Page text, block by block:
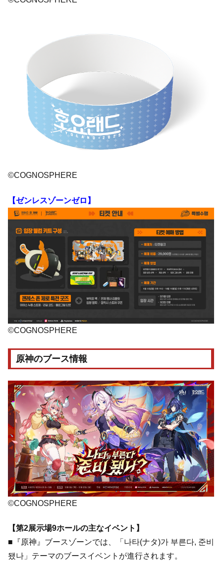
©COGNOSPHERE
【ゼンレスゾーンゼロ】
©COGNOSPHERE
原神のブース情報
©COGNOSPHERE
【第2展示場9ホールの主なイベント】
■『原神』ブースゾーンでは、「나타(ナタ)가 부른다, 준비
됐나」テーマのブースイベントが進行されます。